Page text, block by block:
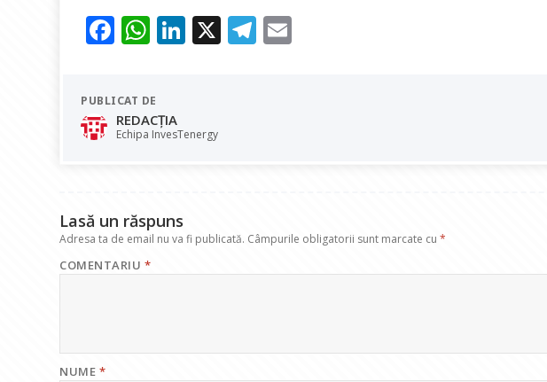
F
e
b
o
W
at
s
A
Li
dI
X T
PUBLICAT DE
REDACȚIA
Echipa InvesTenergy
Lasă un răspuns
Adresa ta de email nu va fi publicată. Câmpurile obligatorii sunt marcate cu*
COMENTARIU *
NUME *